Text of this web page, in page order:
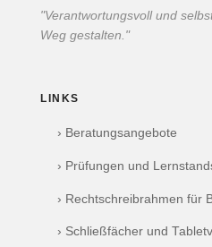
"Verantwortungsvoll und
Weg gestalten."
LINKS
› Beratungsangebote
› Prüfungen und
› Rechtschreibrahmen für
› Schließfächer und